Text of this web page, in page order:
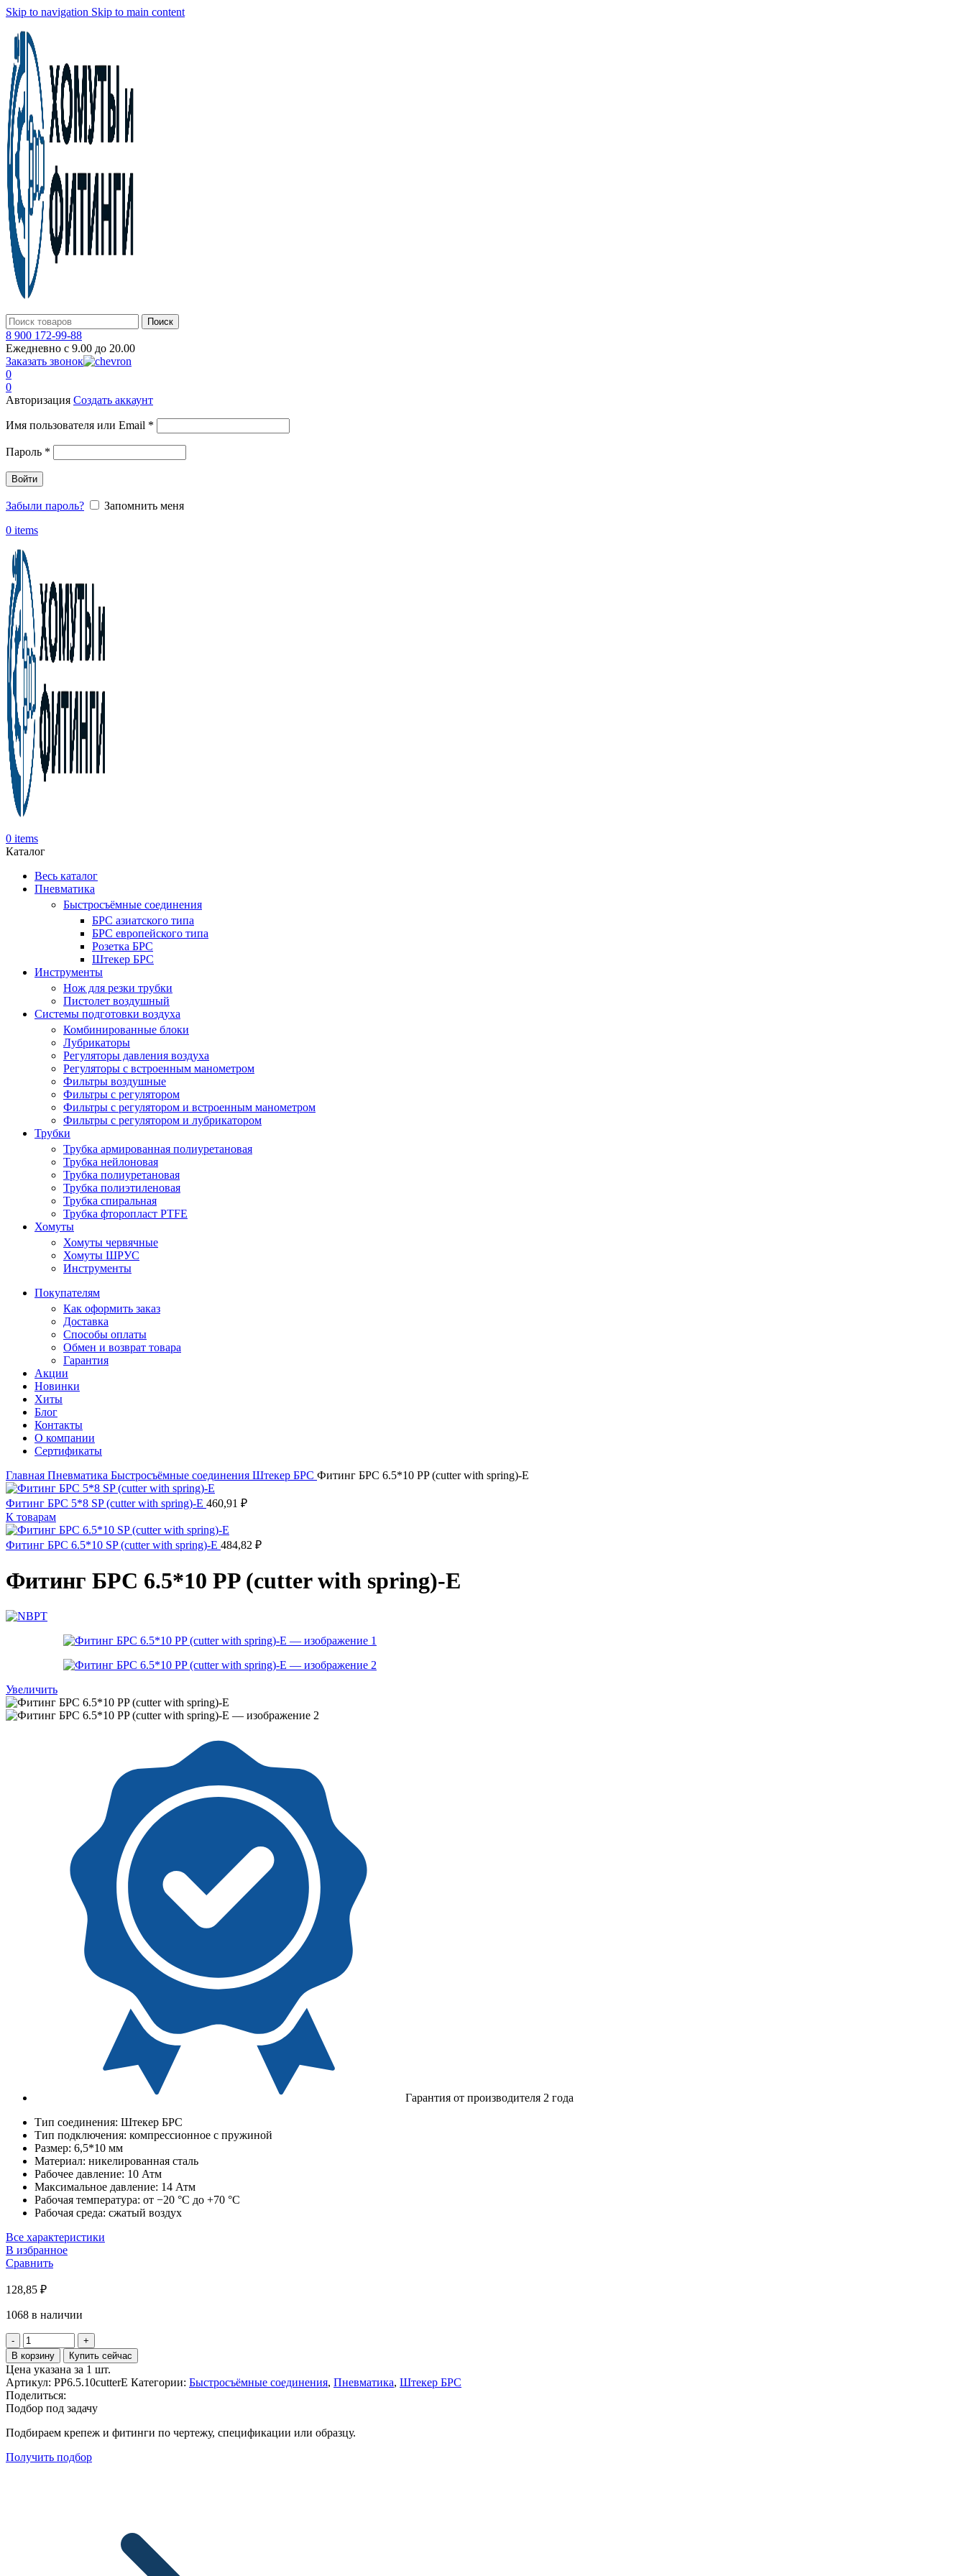
Skip to navigation Skip to main content
Поиск
8 900 172-99-88
Ежедневно с 9.00 до 20.00
Заказать звонок
0
0
Авторизация Создать аккаунт
Имя пользователя или Email *
Пароль *
Войти
Забыли пароль?
Запомнить меня
0 items
0 items
Каталог
Весь каталог
Пневматика
Быстросъёмные соединения
БРС азиатского типа
БРС европейского типа
Розетка БРС
Штекер БРС
Инструменты
Нож для резки трубки
Пистолет воздушный
Системы подготовки воздуха
Комбинированные блоки
Лубрикаторы
Регуляторы давления воздуха
Регуляторы с встроенным манометром
Фильтры воздушные
Фильтры с регулятором
Фильтры с регулятором и встроенным манометром
Фильтры с регулятором и лубрикатором
Трубки
Трубка армированная полиуретановая
Трубка нейлоновая
Трубка полиуретановая
Трубка полиэтиленовая
Трубка спиральная
Трубка фторопласт PTFE
Хомуты
Хомуты червячные
Хомуты ШРУС
Инструменты
Покупателям
Как оформить заказ
Доставка
Способы оплаты
Обмен и возврат товара
Гарантия
Акции
Новинки
Хиты
Блог
Контакты
О компании
Сертификаты
Главная Пневматика Быстросъёмные соединения Штекер БРС Фитинг БРС 6.5*10 PP (cutter with spring)-E
Фитинг БРС 5*8 SP (cutter with spring)-E 460,91 ₽
К товарам
Фитинг БРС 6.5*10 SP (cutter with spring)-E 484,82 ₽
Фитинг БРС 6.5*10 PP (cutter with spring)-E
Увеличить
Гарантия от производителя 2 года
Тип соединения: Штекер БРС
Тип подключения: компрессионное с пружиной
Размер: 6,5*10 мм
Материал: никелированная сталь
Рабочее давление: 10 Атм
Максимальное давление: 14 Атм
Рабочая температура: от −20 °C до +70 °C
Рабочая среда: сжатый воздух
Все характеристики
В избранное
Сравнить
128,85 ₽
1068 в наличии
Количество
товара
Фитинг
БРС
6.5*10
PP
(cutter
with
spring)-
E
В корзину Купить сейчас
Цена указана за 1 шт.
Артикул: PP6.5.10cutterE Категории: Быстросъёмные соединения, Пневматика, Штекер БРС
Поделиться:
Подбор под задачу
Подбираем крепеж и фитинги по чертежу, спецификации или образцу.
Получить подбор